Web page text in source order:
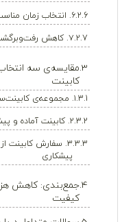
۶. انتخاب زمان مناسب برای سفارش و نصب
۷. کاهش رفت‌وبرگشت‌های غیرضروری نصاب
مقایسه‌ی سه
کابینت
۱. مجموعه‌ی کابینت‌ساز جدا، نصاب جدا
۲. کابینت آماده و پیش‌ساخته
۳. سفارش کابینت
پیشکاری
جمع‌بندی: کاهش
کیفیت